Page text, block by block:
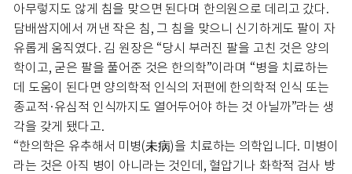
아무렇지도 않게 침을 맞으면 된다며 한의원으로 데리고 갔다.
담배쌈지에서 꺼낸 작은 침, 그 침을 맞으니 신기하게도 팔이 자
유롭게 움직였다. 김 원장은 “당시 부러진 팔을 고친 것은 양의
학이고, 굳은 팔을 풀어준 것은 한의학”이라며 “병을 치료하는
데 도움이 된다면 양의학적 인식의 저편에 한의학적 인식 또는
종교적·유심적 인식까지도 열어두어야 하는 것 아닐까”라는 생
각을 갖게 됐다고.
“한의학은 유추해서 미병(未病)을 치료하는 의학입니다. 미병이
라는 것은 아직 병이 아니라는 것인데, 혈압기나 화학적 검사 방